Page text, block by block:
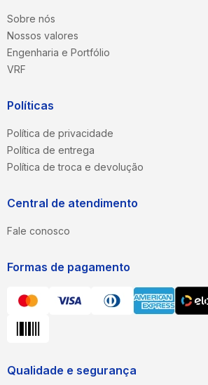
Sobre nós
Nossos valores
Engenharia e Portfólio
VRF
Políticas
Política de privacidade
Política de entrega
Política de troca e devolução
Central de atendimento
Fale conosco
Formas de pagamento
Qualidade e segurança